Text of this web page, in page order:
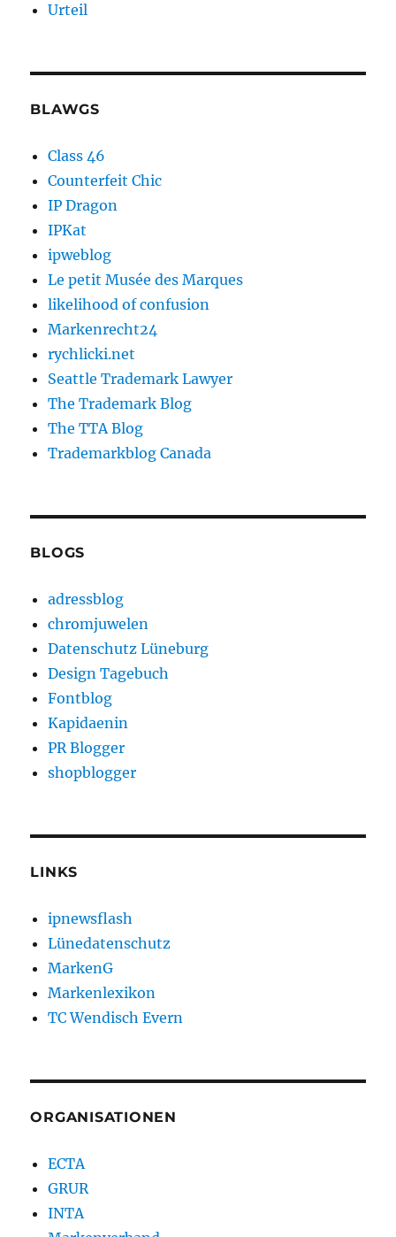
Urteil
BLAWGS
Class 46
Counterfeit Chic
IP Dragon
IPKat
ipweblog
Le petit Musée des Marques
likelihood of confusion
Markenrecht24
rychlicki.net
Seattle Trademark Lawyer
The Trademark Blog
The TTA Blog
Trademarkblog Canada
BLOGS
adressblog
chromjuwelen
Datenschutz Lüneburg
Design Tagebuch
Fontblog
Kapidaenin
PR Blogger
shopblogger
LINKS
ipnewsflash
Lünedatenschutz
MarkenG
Markenlexikon
TC Wendisch Evern
ORGANISATIONEN
ECTA
GRUR
INTA